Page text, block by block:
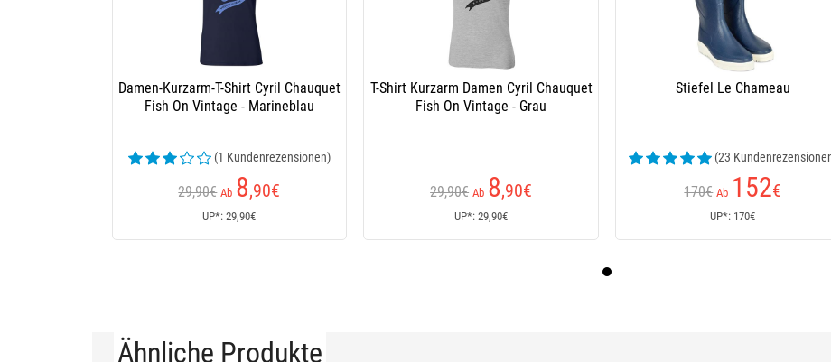
Damen-Kurzarm-T-Shirt Cyril Chauquet
Fish On Vintage - Marineblau
(1 Kundenrezensionen)
29,90€ Ab 8,90€
UP*: 29,90€
T-Shirt Kurzarm Damen Cyril Chauquet
Fish On Vintage - Grau
29,90€ Ab 8,90€
UP*: 29,90€
Stiefel Le Chameau
(23
170€ Ab 152€
UP*: 170€
Ähnliche Produkte